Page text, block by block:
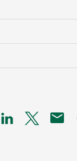
se otevře na
Odkaz seOdkaz